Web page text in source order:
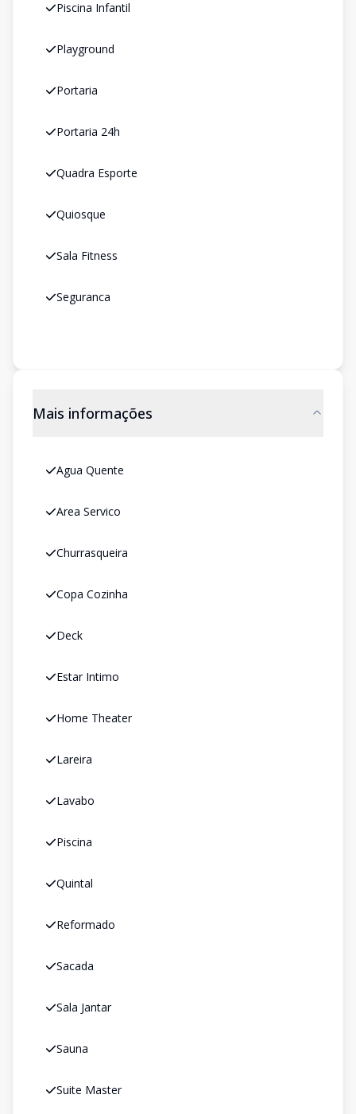
Piscina Infantil
Playground
Portaria
Portaria 24h
Quadra Esporte
Quiosque
Sala Fitness
Seguranca
Mais informações
Agua Quente
Area Servico
Churrasqueira
Copa Cozinha
Deck
Estar Intimo
Home Theater
Lareira
Lavabo
Piscina
Quintal
Reformado
Sacada
Sala Jantar
Sauna
Suite Master